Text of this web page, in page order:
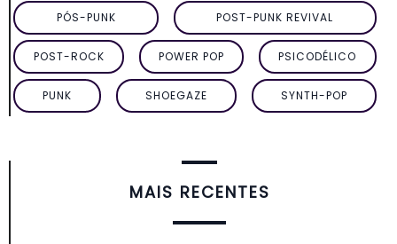
PÓS-PUNK POST-PUNK REVIVAL
POST-ROCK POWER POP PSICODÉLICO
PUNK SHOEGAZE SYNTH-POP
MAIS RECENTES